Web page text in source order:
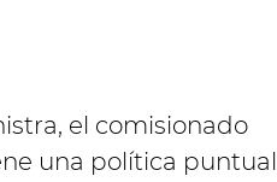
el comisionado
una política puntual